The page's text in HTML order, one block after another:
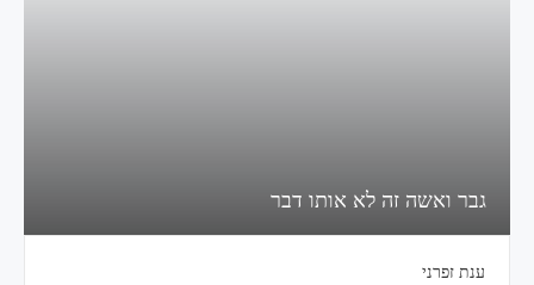
גבר ואשה זה לא אותו דבר
ענת זפרני